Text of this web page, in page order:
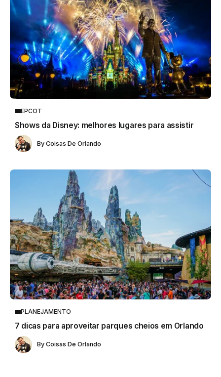
EPCOT
Shows da Disney: melhores lugares para assistir
By Coisas De Orlando
PLANEJAMENTO
7 dicas para aproveitar parques cheios em Orlando
By Coisas De Orlando